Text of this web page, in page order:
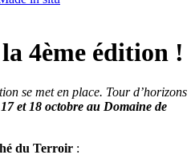
4ème édition !
se met en place. Tour d’horizons
et 18 octobre au Domaine de
du Terroir :